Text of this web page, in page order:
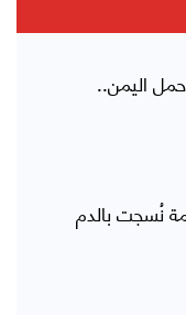
اليمن..
نُسجت بالدم